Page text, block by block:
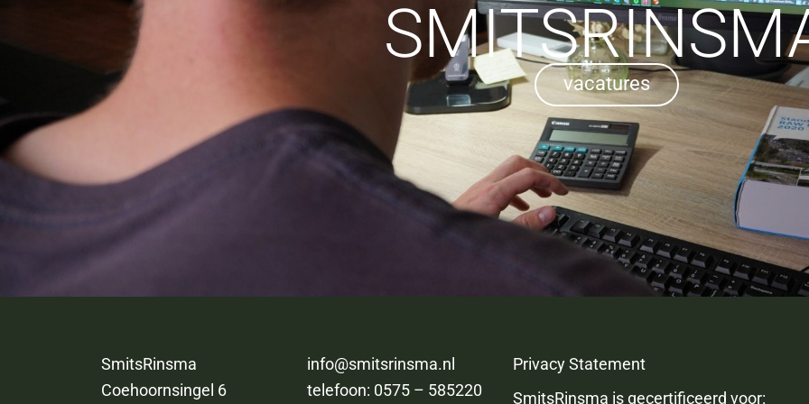
vacatures
SmitsRinsma
Coehoornsingel 6
info@smitsrinsma.nl
telefoon: 0575 – 585220
Privacy Statement
SmitsRinsma is gecertificeerd voor: